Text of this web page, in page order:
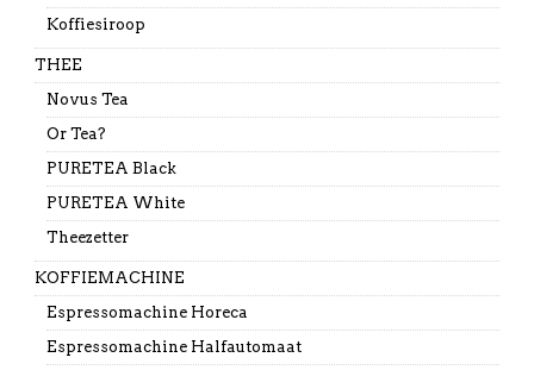
Koffiesiroop
THEE
Novus Tea
Or Tea?
PURETEA Black
PURETEA White
Theezetter
KOFFIEMACHINE
Espressomachine Horeca
Espressomachine Halfautomaat